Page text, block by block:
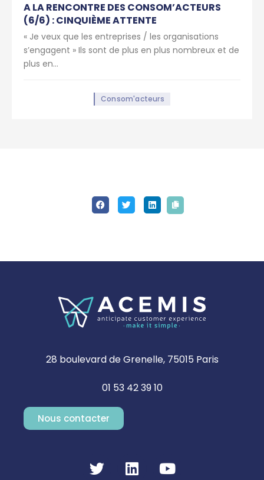
A LA RENCONTRE DES CONSOM’ACTEURS
(6/6) : CINQUIÈME ATTENTE
« Je veux que les entreprises / les organisations
s’engagent » Ils sont de plus en plus nombreux et de
plus en...
Consom'acteurs
28 boulevard de Grenelle, 75015 Paris
01 53 42 39 10
Nous contacter